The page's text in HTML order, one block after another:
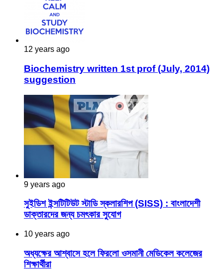
12 years ago
Biochemistry written 1st prof (July, 2014)
suggestion
9 years ago
সুইডিশ ইন্সটিটিউট স্টাডি স্কলারশিপ (SISS) : বাংলাদেশী
ডাক্তারদের জন্য চমৎকার সুযোগ
10 years ago
অধ্যক্ষের আশ্বাসে হলে ফিরলো ওসমানী মেডিকেল কলেজের
শিক্ষার্থীরা